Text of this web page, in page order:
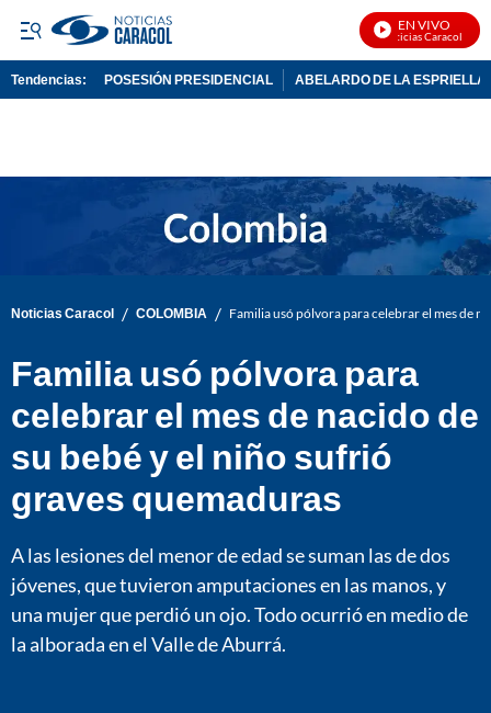
EN VIVO
Noticias Caracol En
Tendencias: POSESIÓN PRESIDENCIAL ABELARDO DE LA ESPRIELLA
Noticias Caracol / COLOMBIA / Familia usó pólvora para celebrar el mes de
Familia usó pólvora para
celebrar el mes de nacido de
su bebé y el niño sufrió
graves quemaduras
A las lesiones del menor de edad se suman las de dos
jóvenes, que tuvieron amputaciones en las manos, y
una mujer que perdió un ojo. Todo ocurrió en medio de
la alborada en el Valle de Aburrá.